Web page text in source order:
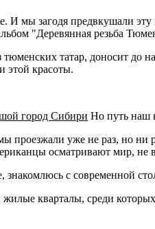
И мы загодя предвкушали
"Деревянная резьба
татар, доносит до
этой красоты.
город Сибири Но путь наш
проезжали уже не раз, но ни
осматривают мир, не
с современной
кварталы, среди которых